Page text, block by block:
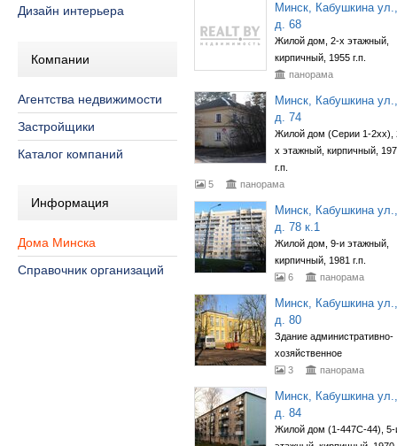
Дизайн интерьера
Компании
Агентства недвижимости
Застройщики
Каталог компаний
Информация
Дома Минска
Справочник организаций
Минск, Кабушкина ул.,
д. 68
Жилой дом, 2-х этажный,
кирпичный, 1955 г.п.
панорама
Минск, Кабушкина ул.,
д. 74
Жилой дом (Серии 1-2хх),
х этажный, кирпичный,
г.п.
5
панорама
Минск, Кабушкина ул.,
д. 78 к.1
Жилой дом, 9-и этажный,
кирпичный, 1981 г.п.
6
панорама
Минск, Кабушкина ул.,
д. 80
Здание административно-
хозяйственное
3
панорама
Минск, Кабушкина ул.,
д. 84
Жилой дом (1-447С-44), 5-